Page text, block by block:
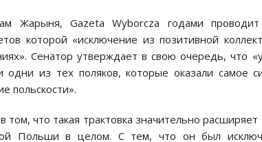
Жарыня, Gazeta Wyborcza годами
которой «исключение из позитивной
Сенатор утверждает в свою очередь, что
одни из тех поляков, которые оказали самое
польскости».
том, что такая трактовка значительно
Польши в целом. С тем, что он был